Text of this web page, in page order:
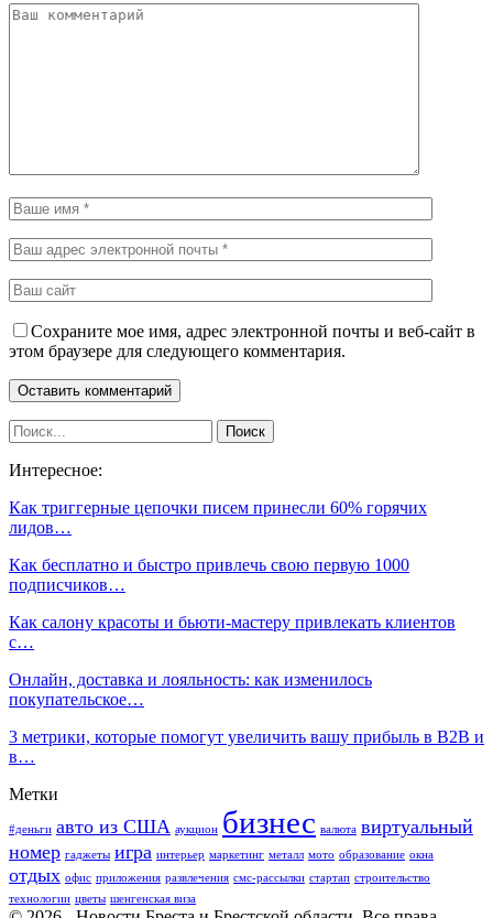
Сохраните мое имя, адрес электронной почты и веб-сайт в
этом браузере для следующего комментария.
Интересное:
Как триггерные цепочки писем принесли 60% горячих
лидов…
Как бесплатно и быстро привлечь свою первую 1000
подписчиков…
Как салону красоты и бьюти-мастеру привлекать клиентов
с…
Онлайн, доставка и лояльность: как изменилось
покупательское…
3 метрики, которые помогут увеличить вашу прибыль в B2B и
в…
Метки
#деньги авто из США аукцион бизнес валюта виртуальный
номер гаджеты игра интерьер маркетинг металл мото образование окна
отдых офис приложения развлечения смс-рассылки стартап строительство
технологии цветы шенгенская виза